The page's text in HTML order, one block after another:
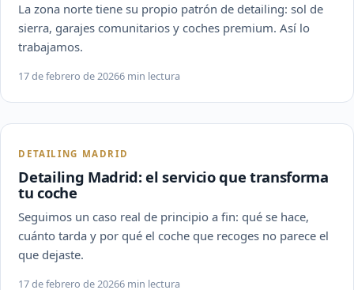
La zona norte tiene su propio patrón de detailing: sol de
sierra, garajes comunitarios y coches premium. Así lo
trabajamos.
17 de febrero de 20266 min lectura
DETAILING MADRID
Detailing Madrid: el servicio que transforma
tu coche
Seguimos un caso real de principio a fin: qué se hace,
cuánto tarda y por qué el coche que recoges no parece el
que dejaste.
17 de febrero de 20266 min lectura